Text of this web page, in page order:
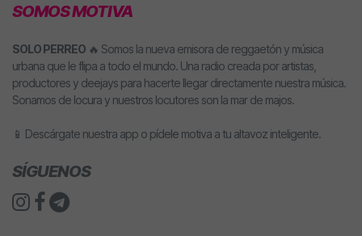
SOMOS MOTIVA
SOLO PERREO 🔥 Somos la nueva emisora de reggaetón y música
urbana que le flipa a todo el mundo. Una radio creada por artistas,
productores y deejays para hacerte llegar directamente nuestra música.
Sonamos de locura y nuestros locutores son la mar de majos.
📱 Descárgate nuestra app o pídele motiva a tu altavoz inteligente.
SÍGUENOS